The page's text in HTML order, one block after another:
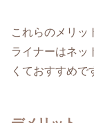
これらのメリッ
ライナーはネッ
くておすすめで